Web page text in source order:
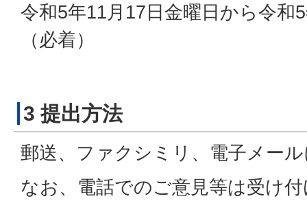
令和5年11月17日金曜日から令和
（必着）
3 提出方法
郵送、ファクシミリ、電子メー
なお、電話でのご意見等は受け